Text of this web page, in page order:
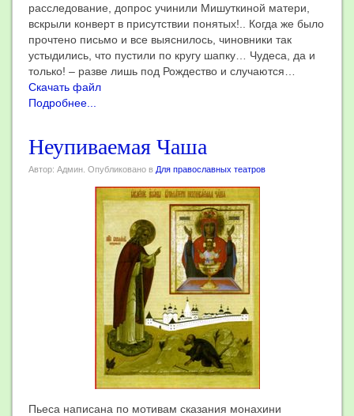
расследование, допрос учинили Мишуткиной матери,
вскрыли конверт в присутствии понятых!.. Когда же было
прочтено письмо и все выяснилось, чиновники так
устыдились, что пустили по кругу шапку… Чудеса, да и
только! – разве лишь под Рождество и случаются…
Скачать файл
Подробнее...
Неупиваемая Чаша
Автор: Админ. Опубликовано в Для православных театров
Пьеса написана по мотивам сказания монахини